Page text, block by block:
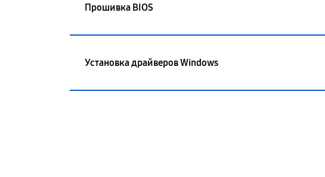
Прошивка BIOS
Установка драйверов Windows